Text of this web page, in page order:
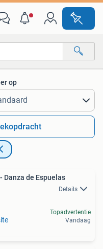
op
Danza de Espuelas
Details
Topadvertentie
Vandaag